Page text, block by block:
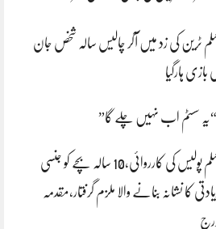
ٹرین کی زد میں آکر چالیس سالہ شخص جان
بازی ہارگیا
“یہ سسٹم اب نہیں چلے گا”
جہلم پولیس کی کارروائی،10 سالہ بچے کو جنسی
کا نشانہ بنانے والا ملزم گرفتار،مقدمہ